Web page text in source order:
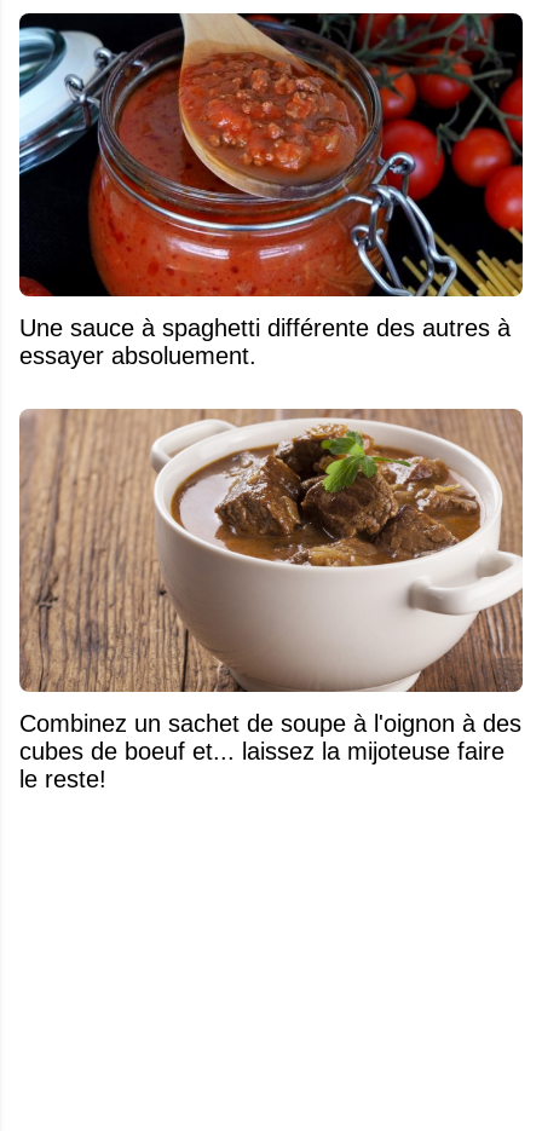
Une sauce à spaghetti différente des autres à
essayer absoluement.
Combinez un sachet de soupe à l'oignon à des
cubes de boeuf et... laissez la mijoteuse faire
le reste!